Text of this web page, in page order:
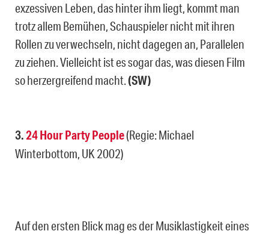
exzessiven Leben, das hinter ihm liegt, kommt man
trotz allem Bemühen, Schauspieler nicht mit ihren
Rollen zu verwechseln, nicht dagegen an, Parallelen
zu ziehen. Vielleicht ist es sogar das, was diesen Film
so herzergreifend macht.(SW)
3.24 Hour Party People(Regie: Michael
Winterbottom, UK 2002)
Auf den ersten Blick mag es der Musiklastigkeit eines